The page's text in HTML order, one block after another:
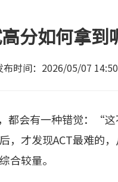
分如何拿到
布时间： 2026/05/07
都会有一种错觉：“
，才发现ACT最难的
合较量。